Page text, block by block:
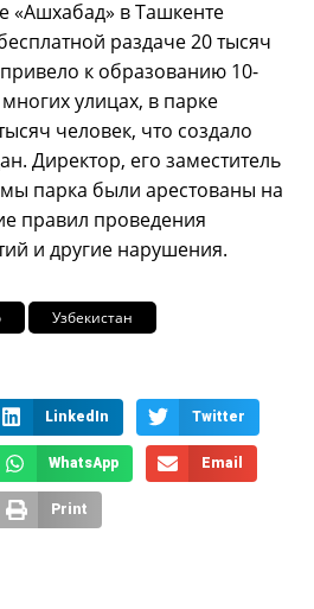
«Ашхабад» в Ташкенте
раздаче 20 тысяч
к образованию 10-
улицах, в парке
человек, что создало
Директор, его заместитель
парка были арестованы на
правил проведения
и другие нарушения.
Узбекистан
LinkedIn Twitter
WhatsApp Email
Print